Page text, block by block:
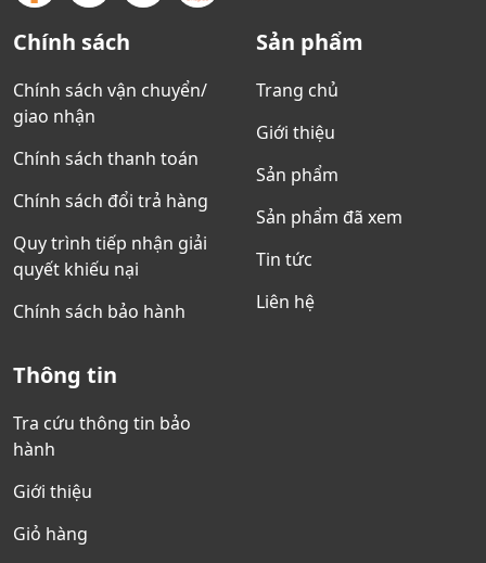
Chính sách
Chính sách vận chuyển/
giao nhận
Chính sách thanh toán
Chính sách đổi trả hàng
Quy trình tiếp nhận giải
quyết khiếu nại
Chính sách bảo hành
Sản phẩm
Trang chủ
Giới thiệu
Sản phẩm
Sản phẩm đã xem
Tin tức
Liên hệ
Thông tin
Tra cứu thông tin bảo
hành
Giới thiệu
Giỏ hàng